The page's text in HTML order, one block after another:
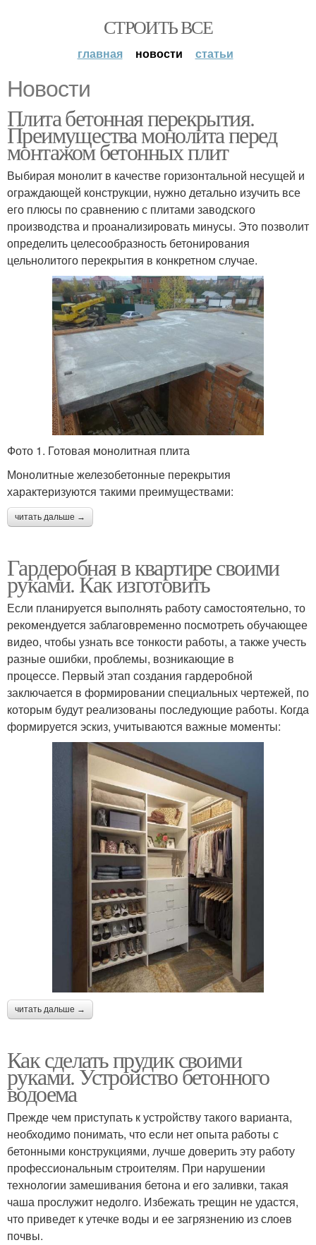
СТРОИТЬ ВСЕ
главная новости статьи
Новости
Плита бетонная перекрытия.
Преимущества монолита перед
монтажом бетонных плит
Выбирая монолит в качестве горизонтальной несущей и
ограждающей конструкции, нужно детально изучить все
его плюсы по сравнению с плитами заводского
производства и проанализировать минусы. Это позволит
определить целесообразность бетонирования
цельнолитого перекрытия в конкретном случае.
Фото 1. Готовая монолитная плита
Монолитные железобетонные перекрытия
характеризуются такими преимуществами:
читать дальше →
Гардеробная в квартире своими
руками. Как изготовить
Если планируется выполнять работу самостоятельно, то
рекомендуется заблаговременно посмотреть обучающее
видео, чтобы узнать все тонкости работы, а также учесть
разные ошибки, проблемы, возникающие в
процессе. Первый этап создания гардеробной
заключается в формировании специальных чертежей, по
которым будут реализованы последующие работы. Когда
формируется эскиз, учитываются важные моменты:
читать дальше →
Как сделать прудик своими
руками. Устройство бетонного
водоема
Прежде чем приступать к устройству такого варианта,
необходимо понимать, что если нет опыта работы с
бетонными конструкциями, лучше доверить эту работу
профессиональным строителям. При нарушении
технологии замешивания бетона и его заливки, такая
чаша прослужит недолго. Избежать трещин не удастся,
что приведет к утечке воды и ее загрязнению из слоев
почвы.